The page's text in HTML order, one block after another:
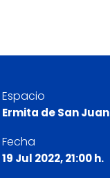
Espacio
Ermita de San Juan
Fecha
19 Jul 2022, 21:00 h.